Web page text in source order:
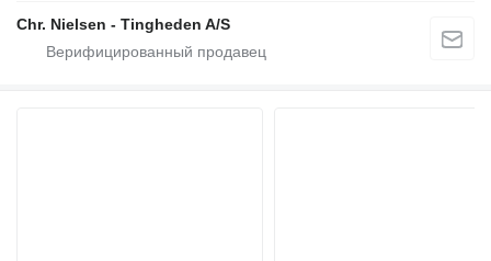
Chr. Nielsen - Tingheden A/S